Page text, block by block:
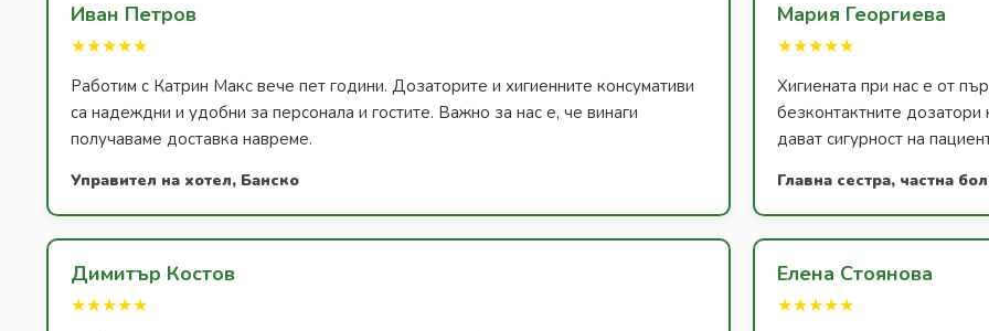
Иван Петров
★★★★★
Работим с Катрин Макс вече пет години. Дозаторите и хигиенните консумативи
са надеждни и удобни за персонала и гостите. Важно за нас е, че винаги
получаваме доставка навреме.
Управител на хотел, Банско
Мария Георгиева
★★★★★
Хигиената при нас е от
безконтактните дозатори
дават сигурност на
Главна сестра, частна
Димитър Костов
★★★★★
Елена Стоянова
★★★★★